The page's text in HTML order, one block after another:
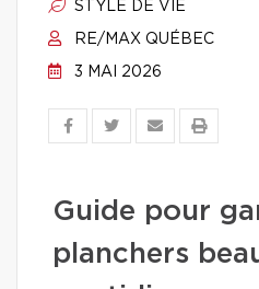
STYLE DE VIE
RE/MAX QUÉBEC
3 MAI 2026
Guide pour
planchers